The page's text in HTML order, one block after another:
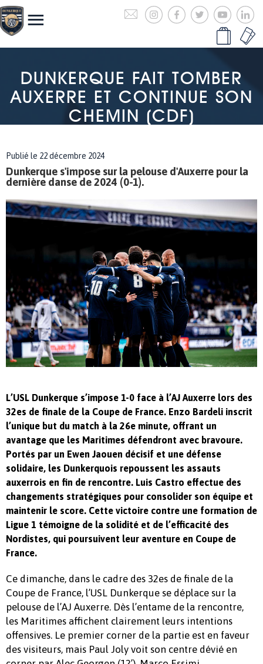
DUNKERQUE FAIT TOMBER
AUXERRE ET CONTINUE SON
CHEMIN (CDF)
Publié le 22 décembre 2024
Dunkerque s'impose sur la pelouse d'Auxerre pour la
dernière danse de 2024 (0-1).
L’USL Dunkerque s’impose 1-0 face à l’AJ Auxerre lors des
32es de finale de la Coupe de France. Enzo Bardeli inscrit
l’unique but du match à la 26e minute, offrant un
avantage que les Maritimes défendront avec bravoure.
Portés par un Ewen Jaouen décisif et une défense
solidaire, les Dunkerquois repoussent les assauts
auxerrois en fin de rencontre. Luis Castro effectue des
changements stratégiques pour consolider son équipe et
maintenir le score. Cette victoire contre une formation de
Ligue 1 témoigne de la solidité et de l’efficacité des
Nordistes, qui poursuivent leur aventure en Coupe de
France.
Ce dimanche, dans le cadre des 32es de finale de la
Coupe de France, l’USL Dunkerque se déplace sur la
pelouse de l’AJ Auxerre. Dès l’entame de la rencontre,
les Maritimes affichent clairement leurs intentions
offensives. Le premier corner de la partie est en faveur
des visiteurs, mais Paul Joly voit son centre dévié en